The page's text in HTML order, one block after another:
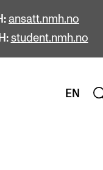
ansatt.nmh.no
student.nmh.no
EN